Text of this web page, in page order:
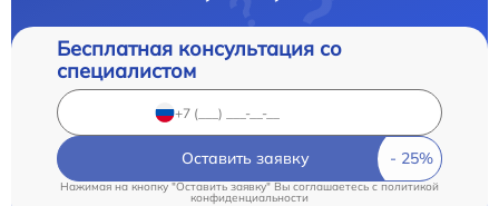
Бесплатная консультация со
специалистом
Оставить заявку
Нажимая на кнопку "Оставить заявку" Вы соглашаетесь cполитикой
конфиденциальности